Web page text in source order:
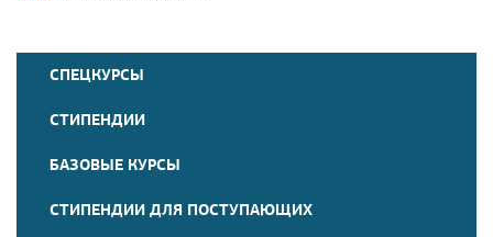
СПЕЦКУРСЫ
СТИПЕНДИИ
БАЗОВЫЕ КУРСЫ
СТИПЕНДИИ ДЛЯ ПОСТУПАЮЩИХ